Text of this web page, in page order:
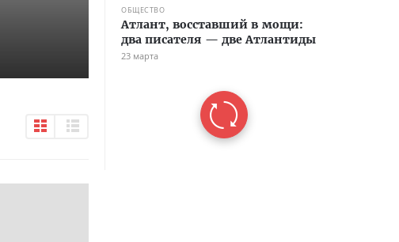
ОБЩЕСТВО
Атлант, восставший в мощи:
два писателя — две Атлантиды
23 марта